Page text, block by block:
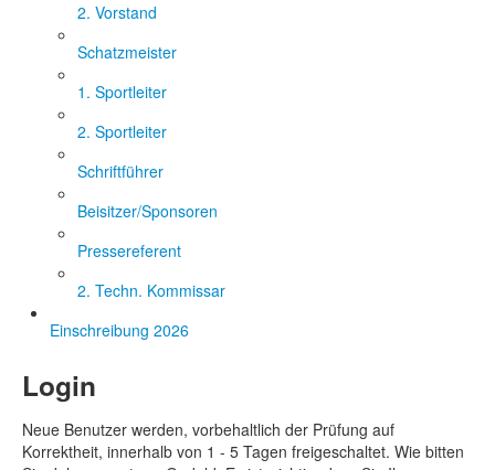
2. Vorstand
Schatzmeister
1. Sportleiter
2. Sportleiter
Schriftführer
Beisitzer/Sponsoren
Pressereferent
2. Techn. Kommissar
Einschreibung 2026
Login
Neue Benutzer werden, vorbehaltlich der Prüfung auf
Korrektheit, innerhalb von 1 - 5 Tagen freigeschaltet. Wie bitten